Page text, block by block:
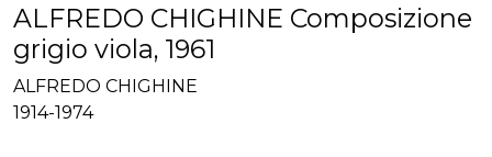
ALFREDO CHIGHINE Composizione
grigio viola, 1961
ALFREDO CHIGHINE
1914-1974